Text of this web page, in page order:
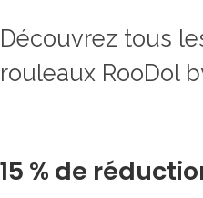
Découvrez tous
rouleaux RooDol
15 % de